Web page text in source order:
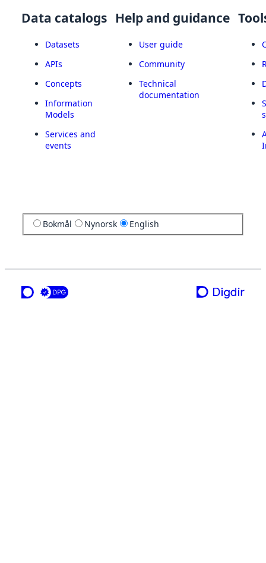
Data catalogs
Datasets
APIs
Concepts
Information
Models
Services and
events
Help and guidance
User guide
Community
Technical
documentation
Bokmål Nynorsk English